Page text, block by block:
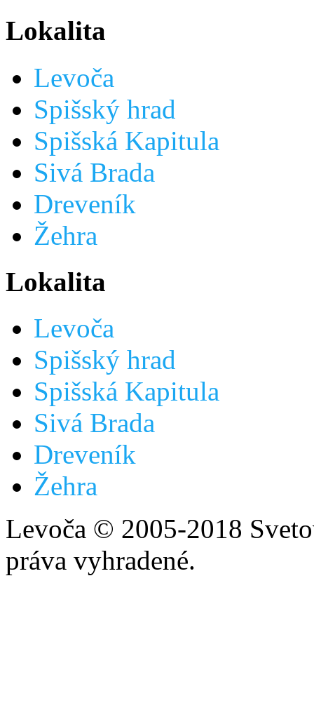
Lokalita
Levoča
Spišský hrad
Spišská Kapitula
Sivá Brada
Dreveník
Žehra
Lokalita
Levoča
Spišský hrad
Spišská Kapitula
Sivá Brada
Dreveník
Žehra
Levoča © 2005-2018
práva vyhradené.